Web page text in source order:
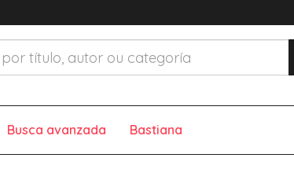
Busca avanzada Bastiana